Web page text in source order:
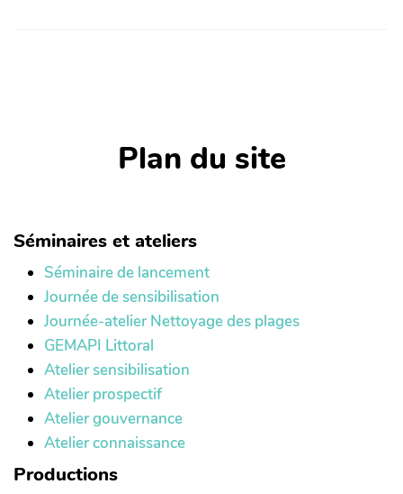
Plan du site
Séminaires et ateliers
Séminaire de lancement
Journée de sensibilisation
Journée-atelier Nettoyage des plages
GEMAPI Littoral
Atelier sensibilisation
Atelier prospectif
Atelier gouvernance
Atelier connaissance
Productions